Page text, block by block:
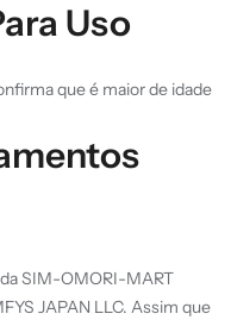
Uso
que é maior de idade
SIM-OMORI-MART
JAPAN LLC. Assim que